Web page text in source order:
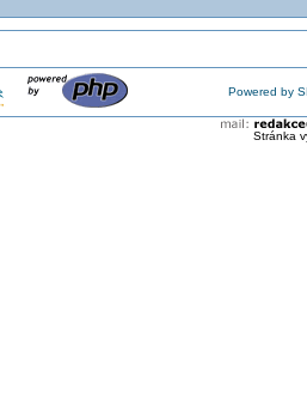
Powered by
Stránka